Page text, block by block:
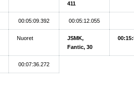
411
00:05:09.392 00:05:12.055
Nuoret
JSMK,
Fantic, 30
00:07:36.272